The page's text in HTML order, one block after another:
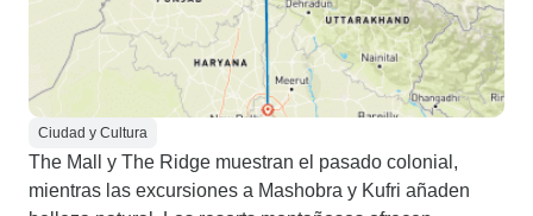
Ciudad y Cultura
The Mall y The Ridge muestran el pasado colonial,
mientras las excursiones a Mashobra y Kufri añaden